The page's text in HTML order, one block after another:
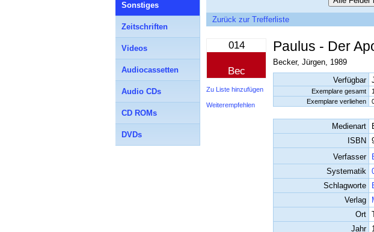
Zurück zur Trefferliste
014
Bec
Zu Liste hinzufügen
Weiterempfehlen
Paulus - Der
Becker, Jürgen, 1989
Verfügbar
Exemplare gesamt
1
Exemplare verliehen
Medienart
ISBN
Verfasser
Systematik
Schlagworte
Verlag
Ort
Jahr
Sonstiges
Zeitschriften
Videos
Audiocassetten
Audio CDs
CD ROMs
DVDs